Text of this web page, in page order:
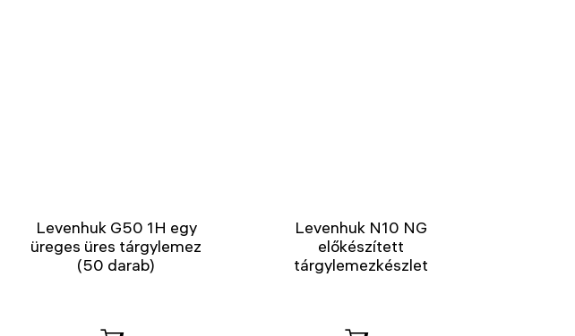
Levenhuk G50 1H egy
üreges üres tárgylemez
(50 darab)
Levenhuk N10 NG
előkészített
tárgylemezkészlet